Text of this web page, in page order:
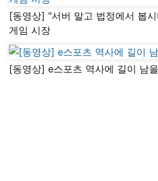
[동영상] "서버 말고 법정에서 봅
게임 시장
[동영상] e스포츠 역사에 길이 남